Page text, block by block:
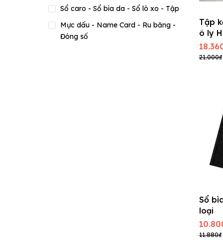
Sổ caro - Sổ bìa da - Sổ lò xo - Tập
Mực dấu - Name Card - Ru băng -
Đóng số
Tập
ô ly
17x25
21.000₫
Sổ
loại
11.880₫